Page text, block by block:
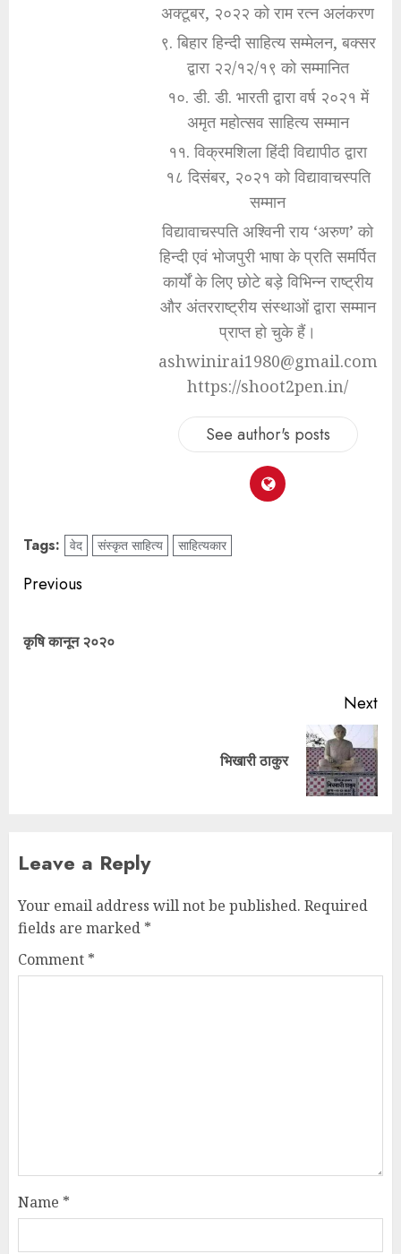
अक्टूबर, २०२२ को राम रत्न अलंकरण
९. बिहार हिन्दी साहित्य सम्मेलन, बक्सर
द्वारा २२/१२/१९ को सम्मानित
१०. डी. डी. भारती द्वारा वर्ष २०२१ में
अमृत महोत्सव साहित्य सम्मान
११. विक्रमशिला हिंदी विद्यापीठ द्वारा
१८ दिसंबर, २०२१ को विद्यावाचस्पति
सम्मान
विद्यावाचस्पति अश्विनी राय ‘अरुण’ को
हिन्दी एवं भोजपुरी भाषा के प्रति समर्पित
कार्यों के लिए छोटे बड़े विभिन्न राष्ट्रीय
और अंतरराष्ट्रीय संस्थाओं द्वारा सम्मान
प्राप्त हो चुके हैं।
ashwinirai1980@gmail.com
https://shoot2pen.in/
See author's posts
Tags: वेद संस्कृत साहित्य साहित्यकार
Previous
कृषि कानून २०२०
Next
भिखारी ठाकुर
Leave a Reply
Your email address will not be published. Required
fields are marked *
Comment *
Name *